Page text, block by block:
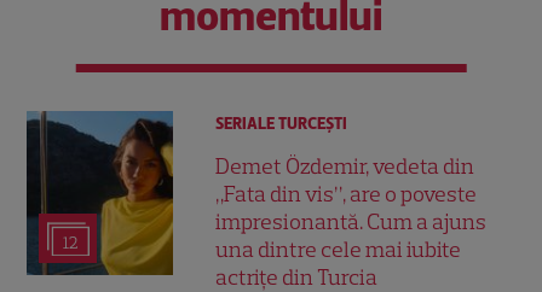
momentului
12
SERIALE TURCEŞTI
Demet Özdemir, vedeta din
„Fata din vis”, are o poveste
impresionantă. Cum a ajuns
una dintre cele mai iubite
actrițe din Turcia